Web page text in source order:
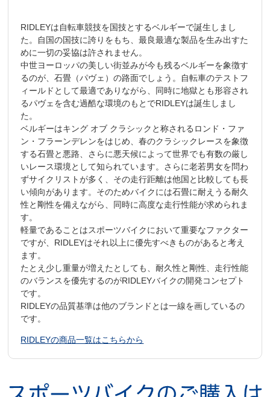
RIDLEYは自転車競技を国技とするベルギーで誕生しまし
た。自国の国技に誇りをもち、最良最適な製品を生み出すた
めに一切の妥協は許されません。
中世ヨーロッパの美しい街並みが今も残るベルギーを象徴す
るのが、石畳（パヴェ）の路面でしょう。自転車のテストフ
ィールドとして最適でありながら、同時に地獄とも形容され
るパヴェを含む過酷な環境のもとでRIDLEYは誕生しまし
た。
ベルギーはキング オブ クラシックと称されるロンド・ファ
ン・フラーンデレンをはじめ、春のクラシックレースを象徴
する石畳と悪路、さらに悪天候によって世界でも有数の厳し
いレース環境として知られています。さらに老若男女を問わ
ずサイクリストが多く、その走行距離は他国と比較しても長
い傾向があります。そのためバイクには石畳に耐えうる耐久
性と剛性を備えながら、同時に高度な走行性能が求められま
す。
軽量であることはスポーツバイクにおいて重要なファクター
ですが、RIDLEYはそれ以上に優先すべきものがあると考え
ます。
たとえ少し重量が増えたとしても、耐久性と剛性、走行性能
のバランスを優先するのがRIDLEYバイクの開発コンセプト
です。
RIDLEYの品質基準は他のブランドとは一線を画しているの
です。
RIDLEYの商品一覧はこちらから